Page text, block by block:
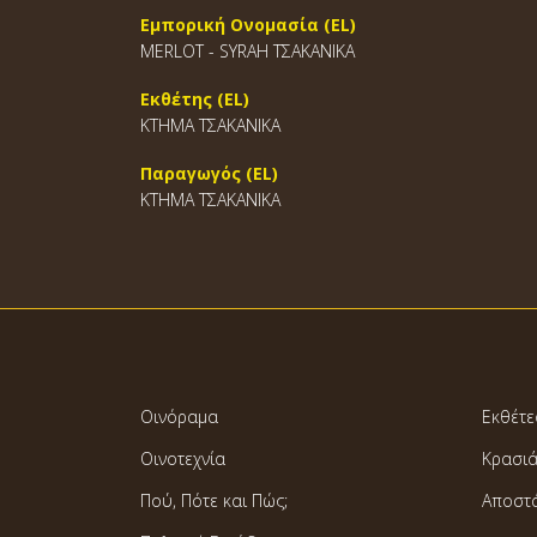
Εμπορική Ονομασία (EL)
MERLOT - SYRAH ΤΣΑΚΑΝΙΚΑ
Εκθέτης (EL)
ΚΤΗΜΑ ΤΣΑΚΑΝΙΚΑ
Παραγωγός (EL)
ΚΤΗΜΑ ΤΣΑΚΑΝΙΚΑ
Οινόραμα
Οινοτεχνία
Πού, Πότε και Πώς;
Κρασιά